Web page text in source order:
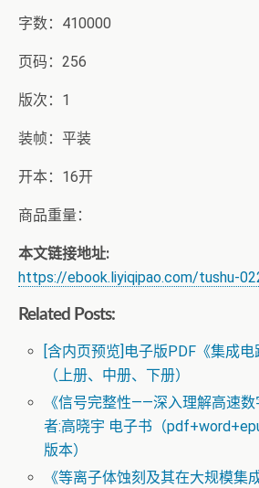
字数：410000
页码：256
版次：1
装帧：平装
开本：16开
商品重量：
本文链接地址:
https://ebook.liyiqipao.com/tushu-
Related Posts:
[含内页预览]电子版PDF《集成电
（上册、中册、下册）
《信号完整性——深入理解高速
者:高晓宇 电子书（
版本）
《等离子体蚀刻及其在大规模集